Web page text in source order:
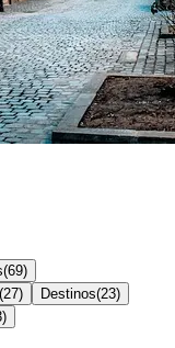
(69)
(27) Destinos(23)
)